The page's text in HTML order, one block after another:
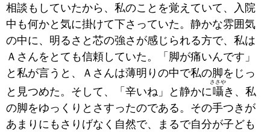
相談もしていたから、私のことを覚えていて、入院
中も何かと気に掛けて下さっていた。静かな雰囲気
の中に、明るさと芯の強さが感じられる方で、私は
Ａさんをとても信頼していた。「脚が痛いんです」
と私が言うと、Ａさんは薄明りの中で私の脚をじっ
と見つめた。そして、「辛いね」と静かに囁
ささや
き、私
の脚をゆっくりとさすったのである。その手つきが
あまりにもさりげなく自然で、まるで自分が子ども